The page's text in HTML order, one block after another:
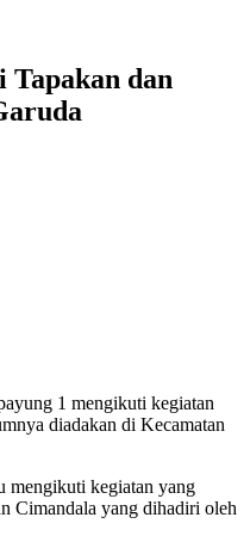
Tapakan dan
1 mengikuti kegiatan
diadakan di Kecamatan
mengikuti kegiatan yang
Cimandala yang dihadiri oleh